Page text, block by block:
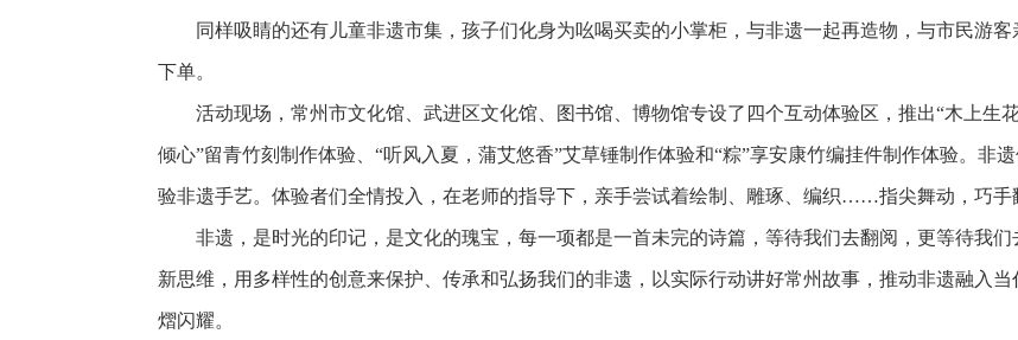
同样吸睛的还有儿童非遗市集，孩子们化身为吆喝买卖的小掌柜，与非遗一起再造物，与市民游
下单。
活动现场，常州市文化馆、武进区文化馆、图书馆、博物馆专设了四个互动体验区，推出“木上生
倾心”留青竹刻制作体验、“听风入夏，蒲艾悠香”艾草锤制作体验和“粽”享安康竹编挂件制作体验。非
验非遗手艺。体验者们全情投入，在老师的指导下，亲手尝试着绘制、雕琢、编织……指尖舞动，巧手
非遗，是时光的印记，是文化的瑰宝，每一项都是一首未完的诗篇，等待我们去翻阅，更等待我
新思维，用多样性的创意来保护、传承和弘扬我们的非遗，以实际行动讲好常州故事，推动非遗融入
熠闪耀。